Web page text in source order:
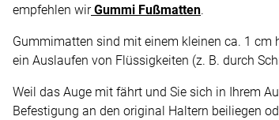
empfehlen wir Gummi Fußmatten.
Gummimatten sind mit einem kleinen ca. 1 cm
ein Auslaufen von Flüssigkeiten (z. B. durch
Weil das Auge mit fährt und Sie sich in Ihrem
Befestigung an den original Haltern beiliegen